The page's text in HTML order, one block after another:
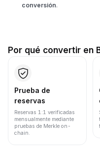
conversión.
Por qué convertir en
Prueba de
reservas
Reservas 1:1 verificadas
mensualmente mediante
pruebas de Merkle on-
chain.